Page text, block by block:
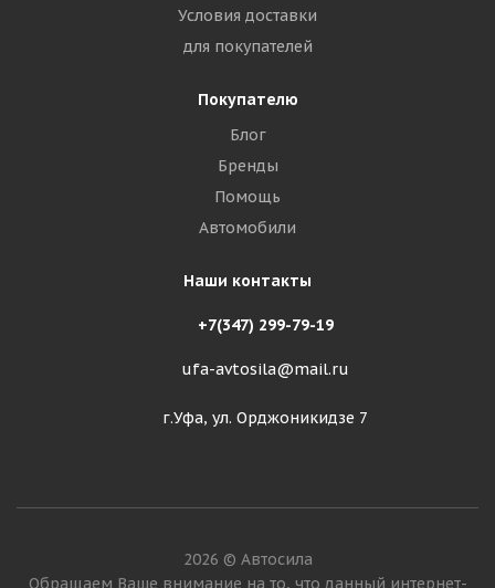
Условия доставки
для покупателей
Покупателю
Блог
Бренды
Помощь
Автомобили
Наши контакты
+7(347) 299-79-19
ufa-avtosila@mail.ru
г.Уфа, ул. Орджоникидзе 7
2026 © Автосила
Обращаем Ваше внимание на то, что данный интернет-